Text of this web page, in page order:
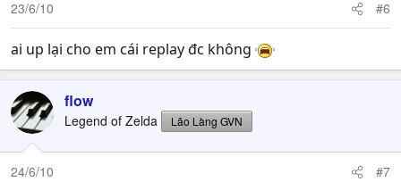
mỏ phụ ở góc 9h , trận combat cuối cùng e.focus với số
quân nhỉnh hơn cùng blade lv 5 và Tauren lv 4 đã tiêu
diệt toàn bộ quân của SilverWings , very good game .
Replay bạn có thể download tại đây :
http://www.mediafire.com/?duyznvzwmmw
Download Mappack tại đây :
http://www.mediafire.com/download.php?yzmwtjhendn
23/6/10 #6
ai up lại cho em cái replay đc không
flow
Legend of Zelda Lão Làng GVN
24/6/10 #7